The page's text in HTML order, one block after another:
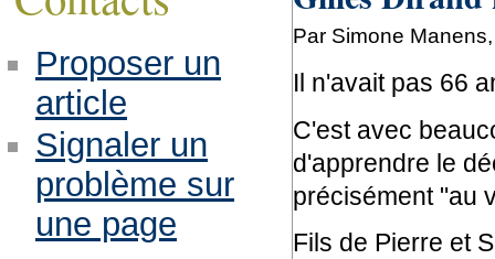
Par Simone
Il n'avait pas 66
C'est avec
d'apprendre le
précisément "au
Fils de Pierre et
Proposer un
article
Signaler un
problème sur
une page